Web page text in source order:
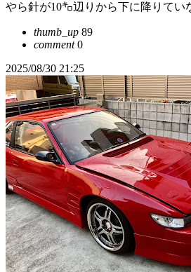
やら針が10㌔辺りから下に降りてい
thumb_up 89
comment0
2025/08/30 21:25